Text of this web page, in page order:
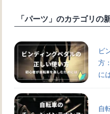
「パーツ」のカテゴリの
ビ
方
に
自